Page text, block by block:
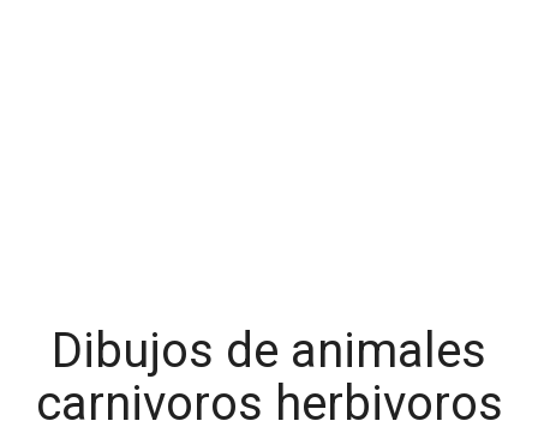
Dibujos de animales
carnivoros herbivoros